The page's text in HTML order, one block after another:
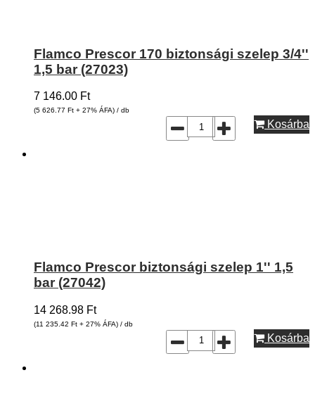
Flamco Prescor 170 biztonsági szelep 3/4''
1,5 bar (27023)
7 146.00 Ft
(5 626.77 Ft + 27% ÁFA) / db
Kosárba
Flamco Prescor biztonsági szelep 1'' 1,5
bar (27042)
14 268.98 Ft
(11 235.42 Ft + 27% ÁFA) / db
Kosárba